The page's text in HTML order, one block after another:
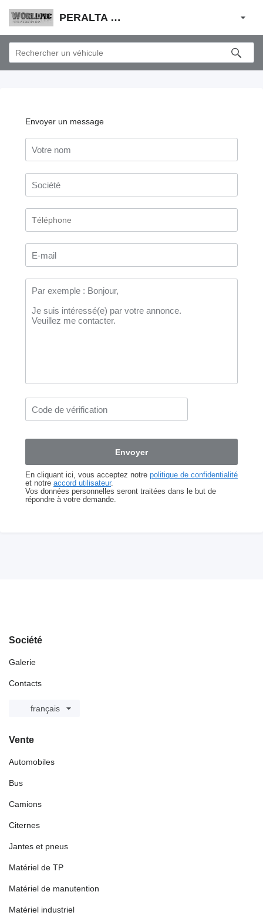
PERALTA & COUTINHO S.A.
Envoyer un message
En cliquant ici, vous acceptez notre politique de confidentialité
et notre accord utilisateur.
Vos données personnelles seront traitées dans le but de
répondre à votre demande.
Société
Galerie
Contacts
français
Vente
Automobiles
Bus
Camions
Citernes
Jantes et pneus
Matériel de TP
Matériel de manutention
Matériel industriel